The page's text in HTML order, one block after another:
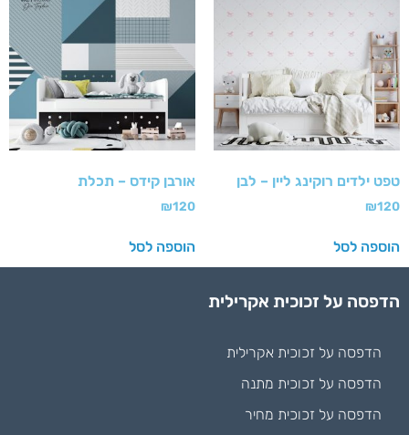
טפט ילדים רוקינג ליין – לבן
₪120
הוספה לסל
אורבן קידס – תכלת
₪120
הוספה לסל
הדפסה על זכוכית אקרילית
הדפסה על זכוכית אקרילית
הדפסה על זכוכית מתנה
הדפסה על זכוכית מחיר